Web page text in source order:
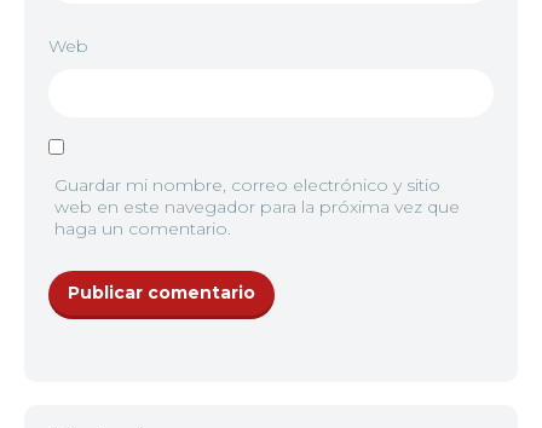
Web
Guardar mi nombre, correo electrónico y sitio
web en este navegador para la próxima vez que
haga un comentario.